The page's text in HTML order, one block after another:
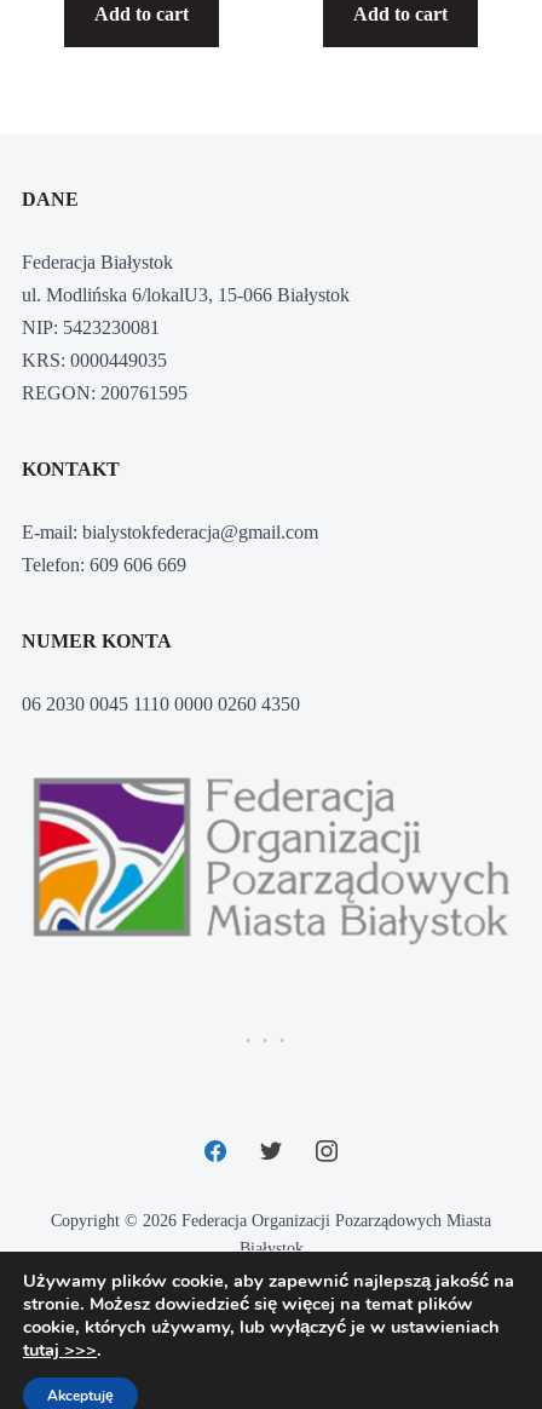
Add to cart Add to cart
DANE
Federacja Białystok
ul. Modlińska 6/lokalU3, 15-066 Białystok
NIP: 5423230081
KRS: 0000449035
REGON: 200761595
KONTAKT
E-mail: bialystokfederacja@gmail.com
Telefon: 609 606 669
NUMER KONTA
06 2030 0045 1110 0000 0260 4350
facebook twitter instagram
Copyright © 2026 Federacja Organizacji Pozarządowych Miasta
Białystok
Designed byTechio.pl
Używamy plików cookie, aby zapewnić najlepszą jakość na
stronie. Możesz dowiedzieć się więcej na temat plików
cookie, których używamy, lub wyłączyć je w ustawieniach
tutaj >>>.
Akceptuję